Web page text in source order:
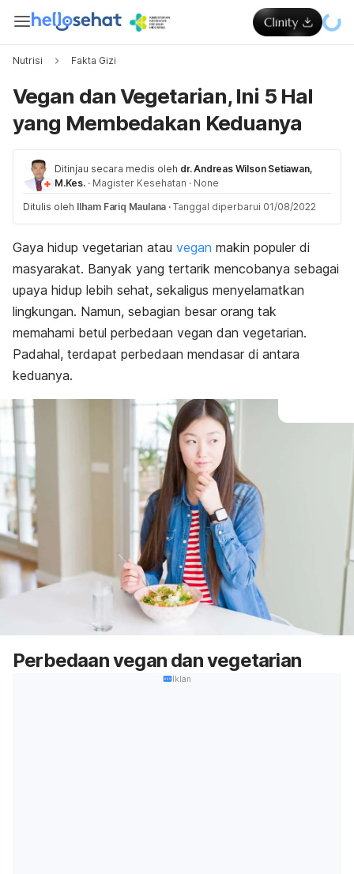
Nutrisi Fakta Gizi
Vegan dan Vegetarian, Ini 5 Hal
yang Membedakan Keduanya
Ditinjau secara medis oleh dr. Andreas Wilson Setiawan,
M.Kes. · Magister Kesehatan · None
Ditulis oleh Ilham Fariq Maulana · Tanggal diperbarui 01/08/2022
Gaya hidup vegetarian atau vegan makin populer di
masyarakat. Banyak yang tertarik mencobanya sebagai
upaya hidup lebih sehat, sekaligus menyelamatkan
lingkungan. Namun, sebagian besar orang tak
memahami betul perbedaan vegan dan vegetarian.
Padahal, terdapat perbedaan mendasar di antara
keduanya.
Perbedaan vegan dan vegetarian
Iklan